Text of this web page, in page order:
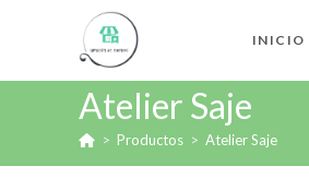
INICIO
Atelier Saje
> Productos > Atelier Saje